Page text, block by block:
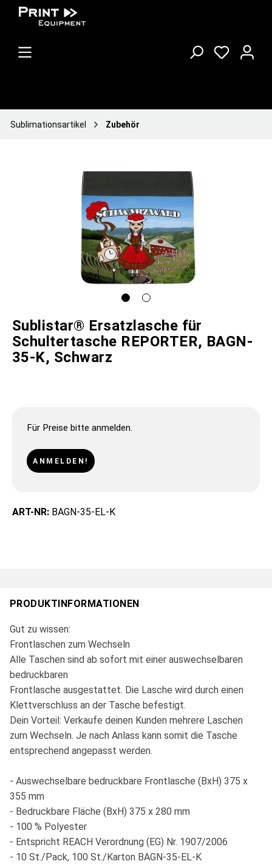
Sublimationsartikel Zubehör
Sublistar® Ersatzlasche für
Schultertasche REPORTER, BAGN-
35-K, Schwarz
Für Preise bitte anmelden.
ANMELDEN!
ART-NR: BAGN-35-EL-K
PRODUKTINFORMATIONEN
Gut zu wissen:
Frontlaschen zum Wechseln
Alle Taschen sind ab sofort mit einer auswechselbaren
bedruckbaren
Frontlasche ausgestattet. Die Lasche wird durch einen
Klettverschluss an der Tasche befestigt.
Dein Vorteil: Verkaufe deinen Kunden mehrere Laschen
zum Wechseln. Je nach Anlass kann somit die Tasche
entsprechend angepasst werden.
- Auswechselbare bedruckbare Frontlasche (BxH) 375 x
355 mm
- Bedruckbare Fläche (BxH) 375 x 280 mm
- 100 % Polyester
- Entspricht REACH Verordnung (EG) Nr. 1907/2006
- 10 St./Pack, 100 St./Karton BAGN-35-EL-K